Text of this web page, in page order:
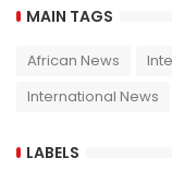
MAIN TAGS
African News
International News
LABELS